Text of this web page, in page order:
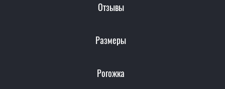
Отзывы
Размеры
Рогожка